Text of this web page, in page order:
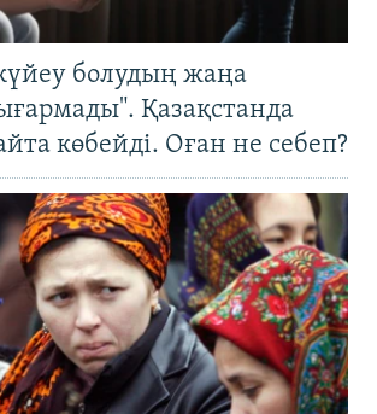
болудың жаңа
Қазақстанда
көбейді. Оған не себеп?